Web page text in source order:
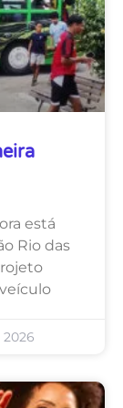
está
Rio das